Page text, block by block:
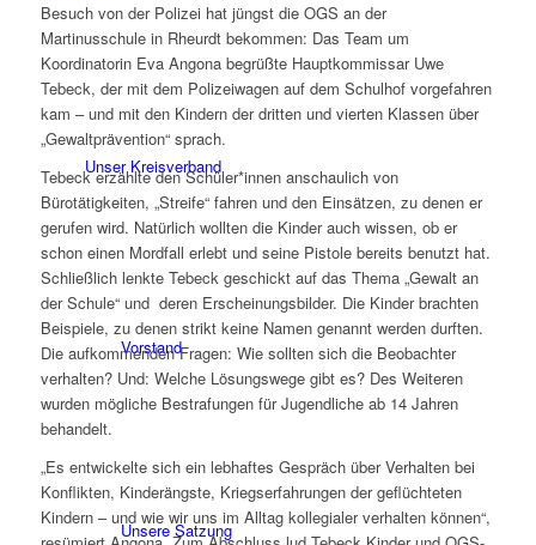
Unser Kreisverband
Vorstand
Unsere Satzung
Besuch von der Polizei hat jüngst die OGS an der
Martinusschule in Rheurdt bekommen: Das Team um
Koordinatorin Eva Angona begrüßte Hauptkommissar Uwe
Tebeck, der mit dem Polizeiwagen auf dem Schulhof vorgefahren
kam – und mit den Kindern der dritten und vierten Klassen über
„Gewaltprävention“ sprach.
Tebeck erzählte den Schüler*innen anschaulich von
Bürotätigkeiten, „Streife“ fahren und den Einsätzen, zu denen er
gerufen wird. Natürlich wollten die Kinder auch wissen, ob er
schon einen Mordfall erlebt und seine Pistole bereits benutzt hat.
Schließlich lenkte Tebeck geschickt auf das Thema „Gewalt an
der Schule“ und deren Erscheinungsbilder. Die Kinder brachten
Beispiele, zu denen strikt keine Namen genannt werden durften.
Die aufkommenden Fragen: Wie sollten sich die Beobachter
verhalten? Und: Welche Lösungswege gibt es? Des Weiteren
wurden mögliche Bestrafungen für Jugendliche ab 14 Jahren
behandelt.
„Es entwickelte sich ein lebhaftes Gespräch über Verhalten bei
Konflikten, Kinderängste, Kriegserfahrungen der geflüchteten
Kindern – und wie wir uns im Alltag kollegialer verhalten können“,